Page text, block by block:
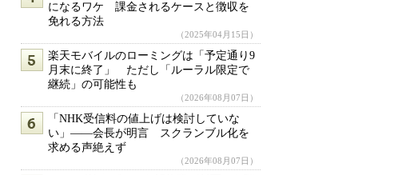
になるワケ 課金されるケースと徴収を
免れる方法
（2025年04月15日）
楽天モバイルのローミングは「予定通り9
月末に終了」 ただし「ルーラル限定で
継続」の可能性も
（2026年08月07日）
「NHK受信料の値上げは検討していな
い」――会長が明言 スクランブル化を
求める声絶えず
（2026年08月07日）